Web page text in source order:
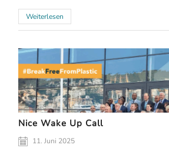
Weiterlesen
Nice Wake Up Call
11. Juni 2025